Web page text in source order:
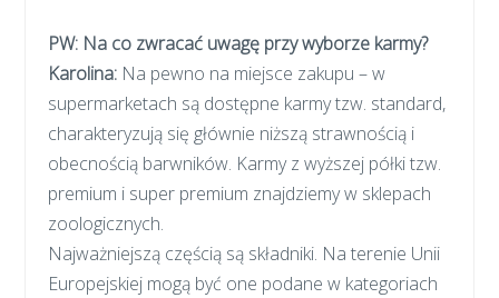
PW: Na co zwracać uwagę przy wyborze karmy?
Karolina: Na pewno na miejsce zakupu – w
supermarketach są dostępne karmy tzw. standard,
charakteryzują się głównie niższą strawnością i
obecnością barwników. Karmy z wyższej półki tzw.
premium i super premium znajdziemy w sklepach
zoologicznych.
Najważniejszą częścią są składniki. Na terenie Unii
Europejskiej mogą być one podane w kategoriach